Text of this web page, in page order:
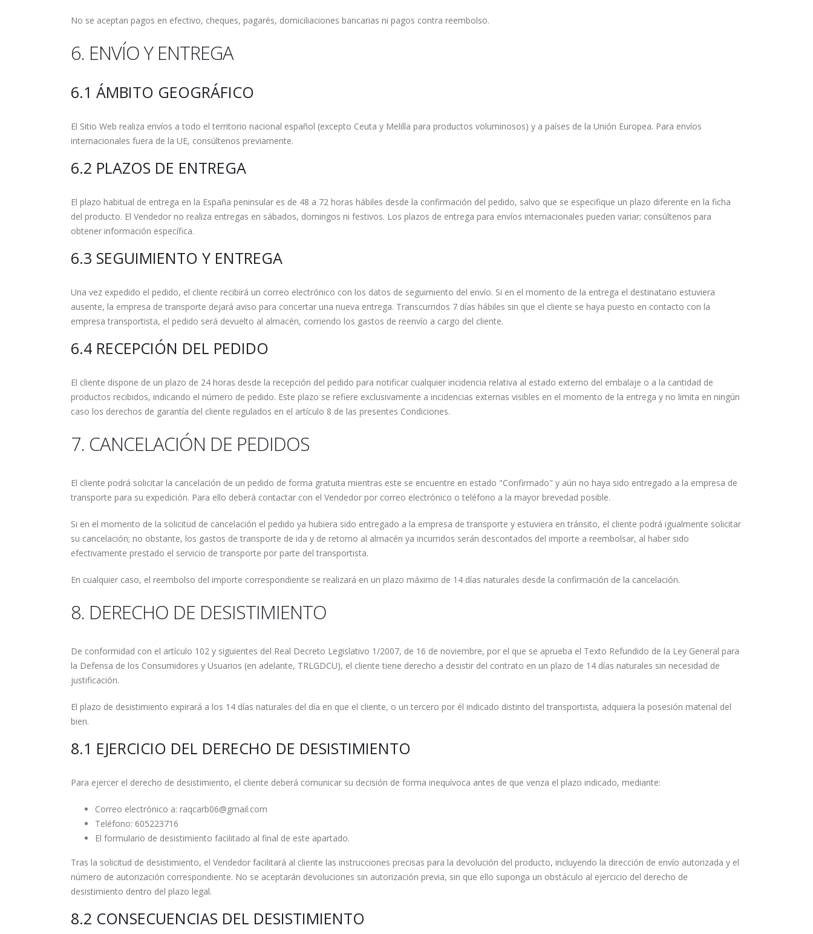
No se aceptan pagos en efectivo, cheques, pagarés, domiciliaciones bancarias ni pagos contra reembolso.
6. ENVÍO Y ENTREGA
6.1 ÁMBITO GEOGRÁFICO
El Sitio Web realiza envíos a todo el territorio nacional español (excepto Ceuta y Melilla para productos voluminosos) y a países de la Unión Europea. Para envíos
internacionales fuera de la UE, consúltenos previamente.
6.2 PLAZOS DE ENTREGA
El plazo habitual de entrega en la España peninsular es de 48 a 72 horas hábiles desde la confirmación del pedido, salvo que se especifique un plazo diferente en la ficha
del producto. El Vendedor no realiza entregas en sábados, domingos ni festivos. Los plazos de entrega para envíos internacionales pueden variar; consúltenos para
obtener información específica.
6.3 SEGUIMIENTO Y ENTREGA
Una vez expedido el pedido, el cliente recibirá un correo electrónico con los datos de seguimiento del envío. Si en el momento de la entrega el destinatario estuviera
ausente, la empresa de transporte dejará aviso para concertar una nueva entrega. Transcurridos 7 días hábiles sin que el cliente se haya puesto en contacto con la
empresa transportista, el pedido será devuelto al almacén, corriendo los gastos de reenvío a cargo del cliente.
6.4 RECEPCIÓN DEL PEDIDO
El cliente dispone de un plazo de 24 horas desde la recepción del pedido para notificar cualquier incidencia relativa al estado externo del embalaje o a la cantidad de
productos recibidos, indicando el número de pedido. Este plazo se refiere exclusivamente a incidencias externas visibles en el momento de la entrega y no limita en ningún
caso los derechos de garantía del cliente regulados en el artículo 8 de las presentes Condiciones.
7. CANCELACIÓN DE PEDIDOS
El cliente podrá solicitar la cancelación de un pedido de forma gratuita mientras este se encuentre en estado "Confirmado" y aún no haya sido entregado a la empresa de
transporte para su expedición. Para ello deberá contactar con el Vendedor por correo electrónico o teléfono a la mayor brevedad posible.
Si en el momento de la solicitud de cancelación el pedido ya hubiera sido entregado a la empresa de transporte y estuviera en tránsito, el cliente podrá igualmente solicitar
su cancelación; no obstante, los gastos de transporte de ida y de retorno al almacén ya incurridos serán descontados del importe a reembolsar, al haber sido
efectivamente prestado el servicio de transporte por parte del transportista.
En cualquier caso, el reembolso del importe correspondiente se realizará en un plazo máximo de 14 días naturales desde la confirmación de la cancelación.
8. DERECHO DE DESISTIMIENTO
De conformidad con el artículo 102 y siguientes del Real Decreto Legislativo 1/2007, de 16 de noviembre, por el que se aprueba el Texto Refundido de la Ley General para
la Defensa de los Consumidores y Usuarios (en adelante, TRLGDCU), el cliente tiene derecho a desistir del contrato en un plazo de 14 días naturales sin necesidad de
justificación.
El plazo de desistimiento expirará a los 14 días naturales del día en que el cliente, o un tercero por él indicado distinto del transportista, adquiera la posesión material del
bien.
8.1 EJERCICIO DEL DERECHO DE DESISTIMIENTO
Para ejercer el derecho de desistimiento, el cliente deberá comunicar su decisión de forma inequívoca antes de que venza el plazo indicado, mediante:
Correo electrónico a: raqcarb06@gmail.com
Teléfono: 605223716
El formulario de desistimiento facilitado al final de este apartado.
Tras la solicitud de desistimiento, el Vendedor facilitará al cliente las instrucciones precisas para la devolución del producto, incluyendo la dirección de envío autorizada y el
número de autorización correspondiente. No se aceptarán devoluciones sin autorización previa, sin que ello suponga un obstáculo al ejercicio del derecho de
desistimiento dentro del plazo legal.
8.2 CONSECUENCIAS DEL DESISTIMIENTO